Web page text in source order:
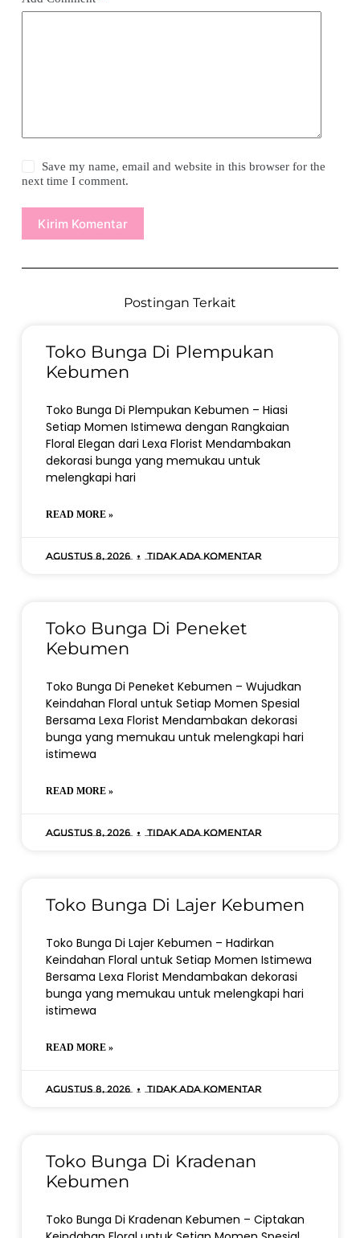
Save my name, email and website in this browser for the
next time I comment.
Kirim Komentar
Postingan Terkait
Toko Bunga Di Plempukan
Kebumen
Toko Bunga Di Plempukan Kebumen – Hiasi
Setiap Momen Istimewa dengan Rangkaian
Floral Elegan dari Lexa Florist Mendambakan
dekorasi bunga yang memukau untuk
melengkapi hari
READ MORE »
Agustus 8, 2026 Tidak ada komentar
Toko Bunga Di Peneket
Kebumen
Toko Bunga Di Peneket Kebumen – Wujudkan
Keindahan Floral untuk Setiap Momen Spesial
Bersama Lexa Florist Mendambakan dekorasi
bunga yang memukau untuk melengkapi hari
istimewa
READ MORE »
Agustus 8, 2026 Tidak ada komentar
Toko Bunga Di Lajer Kebumen
Toko Bunga Di Lajer Kebumen – Hadirkan
Keindahan Floral untuk Setiap Momen Istimewa
Bersama Lexa Florist Mendambakan dekorasi
bunga yang memukau untuk melengkapi hari
istimewa
READ MORE »
Agustus 8, 2026 Tidak ada komentar
Toko Bunga Di Kradenan
Kebumen
Toko Bunga Di Kradenan Kebumen – Ciptakan